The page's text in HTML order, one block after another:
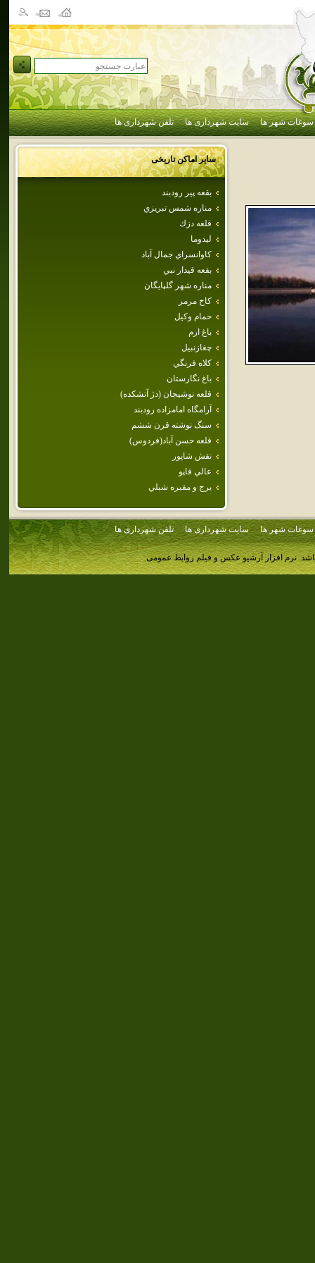
سوغات شهر ها سایت شهرداری ها تلفن شهرداری ها
سایر اماکن تاریخی
بقعه پير رودبند
مناره شمس تبريزي
قلعه‌ دزك
ليدوما
كاوانسراي جمال آباد
بقعه قيدار نبي
مناره شهر گلپايگان
كاخ مرمر
حمام وكيل
باغ ارم
چغازنبيل
كلاه فرنگي
باغ نگارستان
قلعه‌ نوشيجان‌ (دژ آتشكده‌)
آرامگاه امامزاده رودبند
سنگ نوشته قرن ششم
قلعه حسن آباد(فردوس)
نقش شاپور
عالي قاپو
برج و مقبره شبلي
سوغات شهر ها سایت شهرداری ها تلفن شهرداری ها
نرم افزار آرشیو عکس و فیلم روابط عمومی